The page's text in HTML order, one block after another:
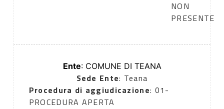
NON
PRESENTE
Ente: COMUNE DI TEANA
Sede Ente: Teana
Procedura di aggiudicazione: 01-
PROCEDURA APERTA